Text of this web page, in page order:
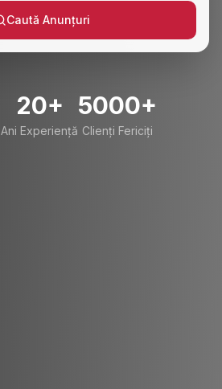
Caută Anunțuri
20+
Ani Experiență
5000+
Clienți Fericiți